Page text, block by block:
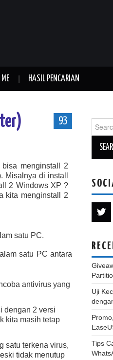
HASIL PENCARIAN
93
menginstall 2
Misalnya di install
2 Windows XP ?
kita menginstall 2
satu PC.
satu PC antara
antivirus yang
dengan 2 versi
kita masih tetap
satu terkena virus,
tidak menutup
for:
Uji
Tips